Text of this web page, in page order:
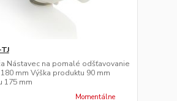
Nástavec na pomalé odšťavovanie
mm Výška produktu 90 mm
175 mm
Momentálne